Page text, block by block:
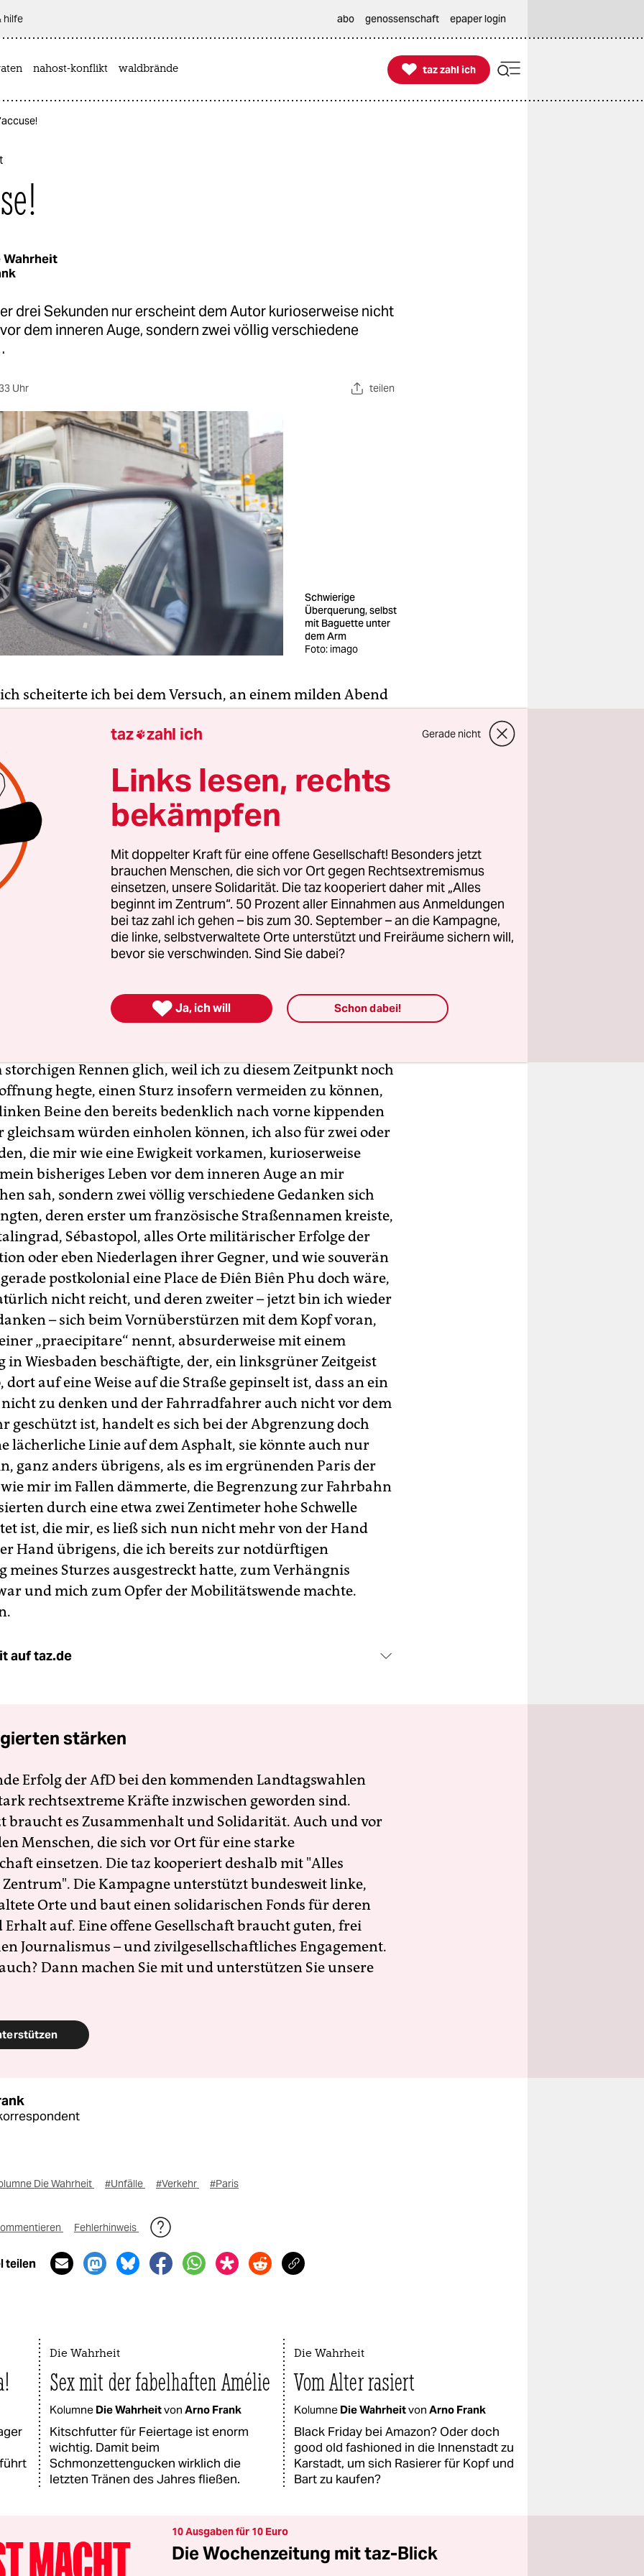
hilfe abo genossenschaft epaper login
nahost-konflikt waldbrände 
taz zahl ich
taz zahl ich
Wahrheit
drei Sekunden nur erscheint dem Autor kurioserweise nicht
dem inneren Auge, sondern zwei völlig verschiedene
Uhr teilen
Schwierige
Überquerung, selbst
mit Baguette unter
dem Arm
Foto: imago
scheiterte ich bei dem Versuch, an einem milden Abend
Welt in Paris eben einen Boulevard zu überqueren hat,
es nur der vergleichsweise schlichte Boulevard de
war, auf den ich wehenden Mantels, ein Baguette unter
Kopf in den Wolken, eine Gauloise im Mundwinkel und
im Blick meinen Fuß setzte, hoffnungsfroh, weil es anders
keinem Peugeot, Vélosolex oder Vélib oder deren
schon atomstrombetriebenen Cousinen über den
zu werden, als mein Ausschreiten eine jähe
dergestalt, dass mich ein unerwarteter Schlag gegen
rechten Fußes daran hinderte, eben jenen Fuß, wie es
meine Absicht war, ohne dass hier ein Beschluss gefasst
Abschluss zu bringen, was, wie angedeutet, ab diesem
mehr möglich war und mich, um ein sofortiges
storchigen Rennen glich, weil ich zu diesem Zeitpunkt noch
hegte, einen Sturz insofern vermeiden zu können,
Beine den bereits bedenklich nach vorne kippenden
gleichsam würden einholen können, ich also für zwei oder
die mir wie eine Ewigkeit vorkamen, kurioserweise
bisheriges Leben vor dem inneren Auge an mir
sah, sondern zwei völlig verschiedene Gedanken sich
deren erster um französische Straßennamen kreiste,
Sébastopol, alles Orte militärischer Erfolge der
oder eben Niederlagen ihrer Gegner, und wie souverän
postkolonial eine Place de Điên Biên Phu doch wäre,
nicht reicht, und deren zweiter – jetzt bin ich wieder
– sich beim Vornüberstürzen mit dem Kopf voran,
„praecipitare“ nennt, absurderweise mit einem
in Wiesbaden beschäftigte, der, ein linksgrüner Zeitgeist
dort auf eine Weise auf die Straße gepinselt ist, dass an ein
zu denken und der Fahrradfahrer auch nicht vor dem
geschützt ist, handelt es sich bei der Abgrenzung doch
lächerliche Linie auf dem Asphalt, sie könnte auch nur
ganz anders übrigens, als es im ergrünenden Paris der
wie mir im Fallen dämmerte, die Begrenzung zur Fahrbahn
durch eine etwa zwei Zentimeter hohe Schwelle
ist, die mir, es ließ sich nun nicht mehr von der Hand
Hand übrigens, die ich bereits zur notdürftigen
meines Sturzes ausgestreckt hatte, zum Verhängnis
und mich zum Opfer der Mobilitätswende machte.
auf taz.de
stärken
Erfolg der AfD bei den kommenden Landtagswahlen
rechtsextreme Kräfte inzwischen geworden sind.
braucht es Zusammenhalt und Solidarität. Auch und vor
Menschen, die sich vor Ort für eine starke
einsetzen. Die taz kooperiert deshalb mit "Alles
Die Kampagne unterstützt bundesweit linke,
Orte und baut einen solidarischen Fonds für deren
Erhalt auf. Eine offene Gesellschaft braucht guten, frei
Journalismus – und zivilgesellschaftliches Engagement.
Dann machen Sie mit und unterstützen Sie unsere
Die Wahrheit #Unfälle #Verkehr #Paris
Fehlerhinweis
teilen
Die Wahrheit
Sex mit der fabelhaften Amélie
Kolumne Die Wahrheitvon Arno Frank
Kitschfutter für Feiertage ist enorm
wichtig. Damit beim
Schmonzettengucken wirklich die
letzten Tränen des Jahres fließen.
Die Wahrheit
Vom Alter rasiert
Kolumne Die Wahrheitvon Arno Frank
Black Friday bei Amazon? Oder doch
good old fashioned in die Innenstadt zu
Karstadt, um sich Rasierer für Kopf und
Bart zu kaufen?
10 Ausgaben für 10 Euro
Die Wochenzeitung mit taz-Blick
taz zahl ich Gerade nicht
Links lesen, rechts
bekämpfen
Mit doppelter Kraft für eine offene Gesellschaft! Besonders jetzt
brauchen Menschen, die sich vor Ort gegen Rechtsextremismus
einsetzen, unsere Solidarität. Die taz kooperiert daher mit „Alles
beginnt im Zentrum“. 50 Prozent aller Einnahmen aus Anmeldungen
bei taz zahl ich gehen – bis zum 30. September – an die Kampagne,
die linke, selbstverwaltete Orte unterstützt und Freiräume sichern will,
bevor sie verschwinden. Sind Sie dabei?
 Ja, ich will Schon dabei!